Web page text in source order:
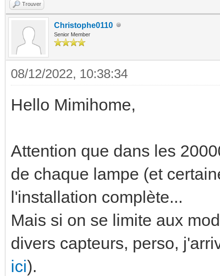
Trouver
Christophe0110
Senior Member
08/12/2022, 10:38:34
Hello Mimihome,
Attention que dans les
de chaque lampe (et
l'installation complète...
Mais si on se limite aux
divers capteurs, perso,
ici).